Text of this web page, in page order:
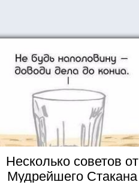
Несколько советов от
Мудрейшего Стакана